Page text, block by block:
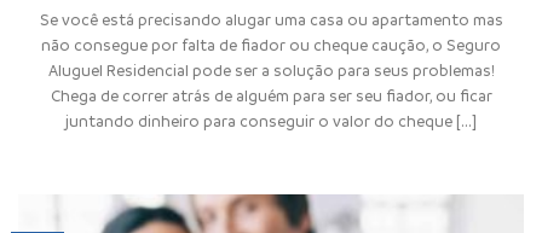
Se você está precisando alugar uma casa ou apartamento mas
não consegue por falta de fiador ou cheque caução, o Seguro
Aluguel Residencial pode ser a solução para seus problemas!
Chega de correr atrás de alguém para ser seu fiador, ou ficar
juntando dinheiro para conseguir o valor do cheque [...]